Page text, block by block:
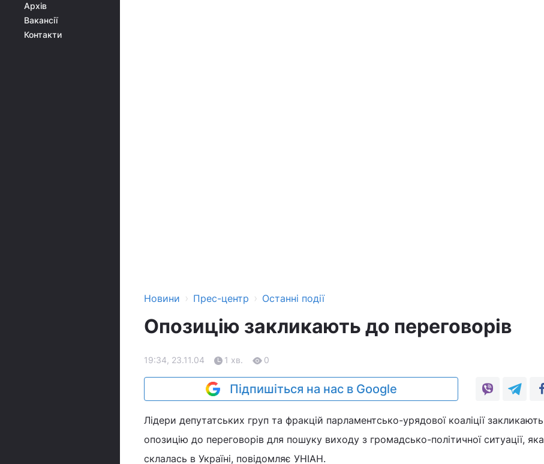
Архів
Вакансії
Контакти
Новини › Прес-центр › Останні події
Опозицію закликають до переговорів
19:34, 23.11.04 1 хв. 0
Підпишіться на нас в Google
Лідери депутатських груп та фракцій парламентсько-урядової коаліції закликають
опозицію до переговорів для пошуку виходу з громадсько-політичної ситуації, яка
склалась в Україні, повідомляє УНІАН.